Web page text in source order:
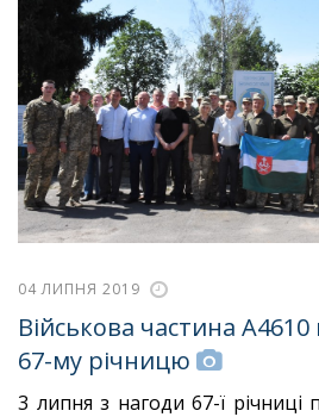
04 ЛИПНЯ 2019
Військова частина
67-му річницю
3 липня з нагоди 67-ї річниці